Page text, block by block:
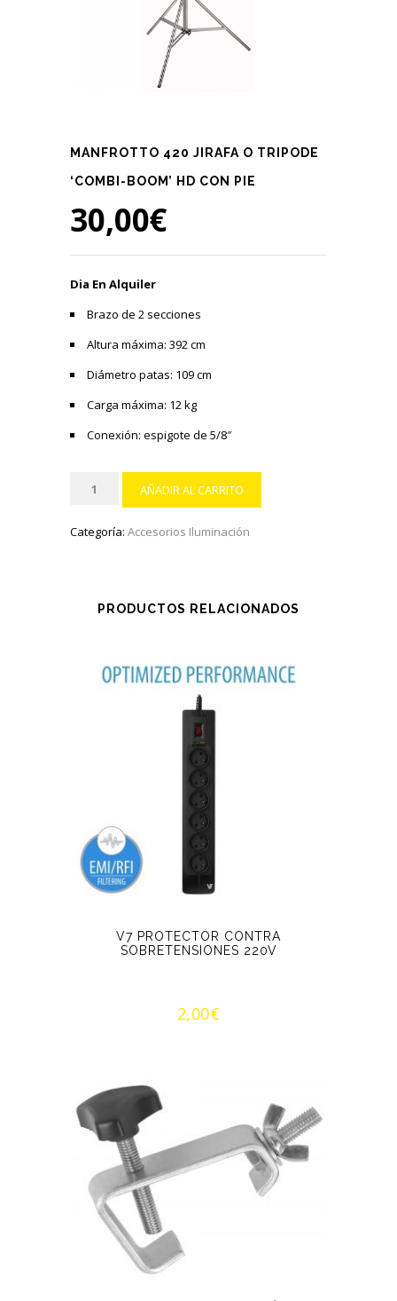
MANFROTTO 420 JIRAFA O TRIPODE
‘COMBI-BOOM’ HD CON PIE
30,00€
Dia En Alquiler
Brazo de 2 secciones
Altura máxima: 392 cm
Diámetro patas: 109 cm
Carga máxima: 12 kg
Conexión: espigote de 5/8″
Manfrotto
Jirafa
Boom'
AÑADIR AL CARRITO
Categoría: Accesorios Iluminación
PRODUCTOS RELACIONADOS
V7 PROTECTOR CONTRA
SOBRETENSIONES 220V
2,00€